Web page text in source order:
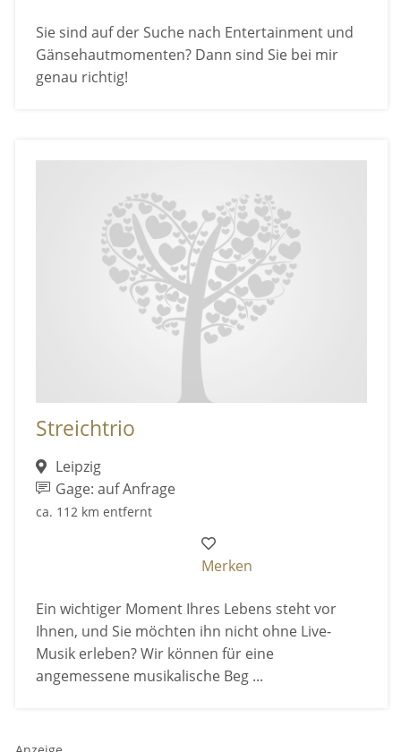
Sie sind auf der Suche nach Entertainment und
Gänsehautmomenten? Dann sind Sie bei mir
genau richtig!
Streichtrio
Leipzig
Gage: auf Anfrage
ca. 112 km entfernt
Merken
Ein wichtiger Moment Ihres Lebens steht vor
Ihnen, und Sie möchten ihn nicht ohne Live-
Musik erleben? Wir können für eine
angemessene musikalische Beg ...